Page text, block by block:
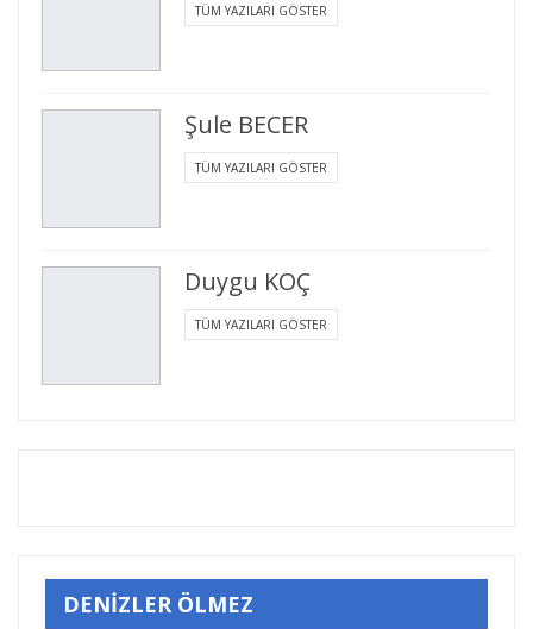
TÜM YAZILARI GÖSTER
Şule BECER
TÜM YAZILARI GÖSTER
Duygu KOÇ
TÜM YAZILARI GÖSTER
DENİZLER ÖLMEZ